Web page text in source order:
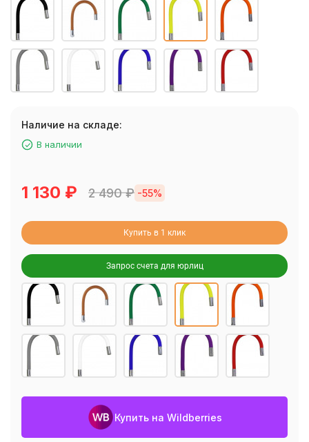
Наличие на складе:
В наличии
1 130 ₽ 2 490₽ -55%
Купить в 1 клик
Запрос счета для юрлиц
Купить на Wildberries